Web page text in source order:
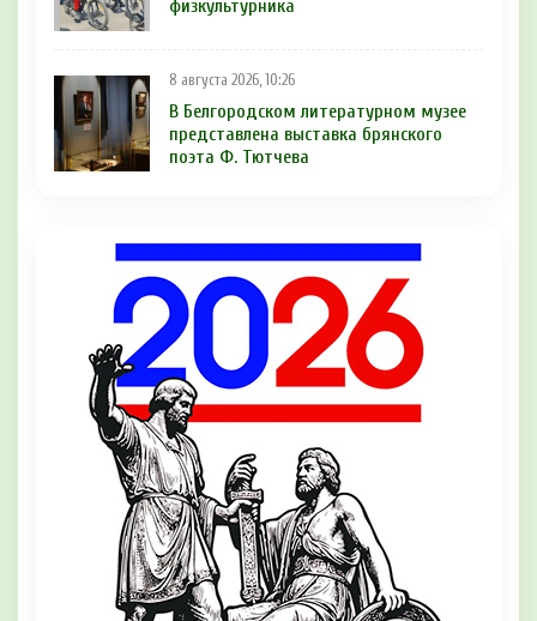
физкультурника
8 августа 2026, 10:26
В Белгородском литературном музее
представлена выставка брянского
поэта Ф. Тютчева